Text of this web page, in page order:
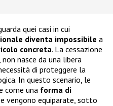
quei casi in cui
diventa impossibile a
concreta. La cessazione
nasce da una libera
di proteggere la
In questo scenario, le
come una forma di
e vengono equiparate, sotto